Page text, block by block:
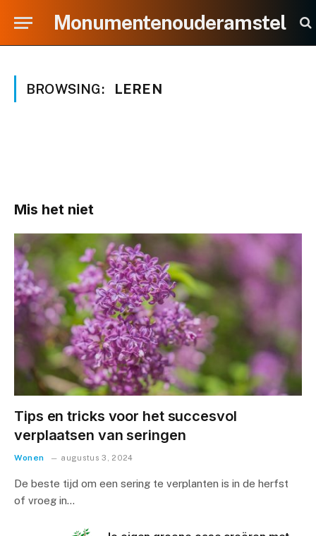
Monumentenouderamstel
BROWSING: LEREN
Mis het niet
Tips en tricks voor het succesvol
verplaatsen van seringen
Wonen augustus 3, 2024
De beste tijd om een sering te verplanten is in de herfst
of vroeg in…